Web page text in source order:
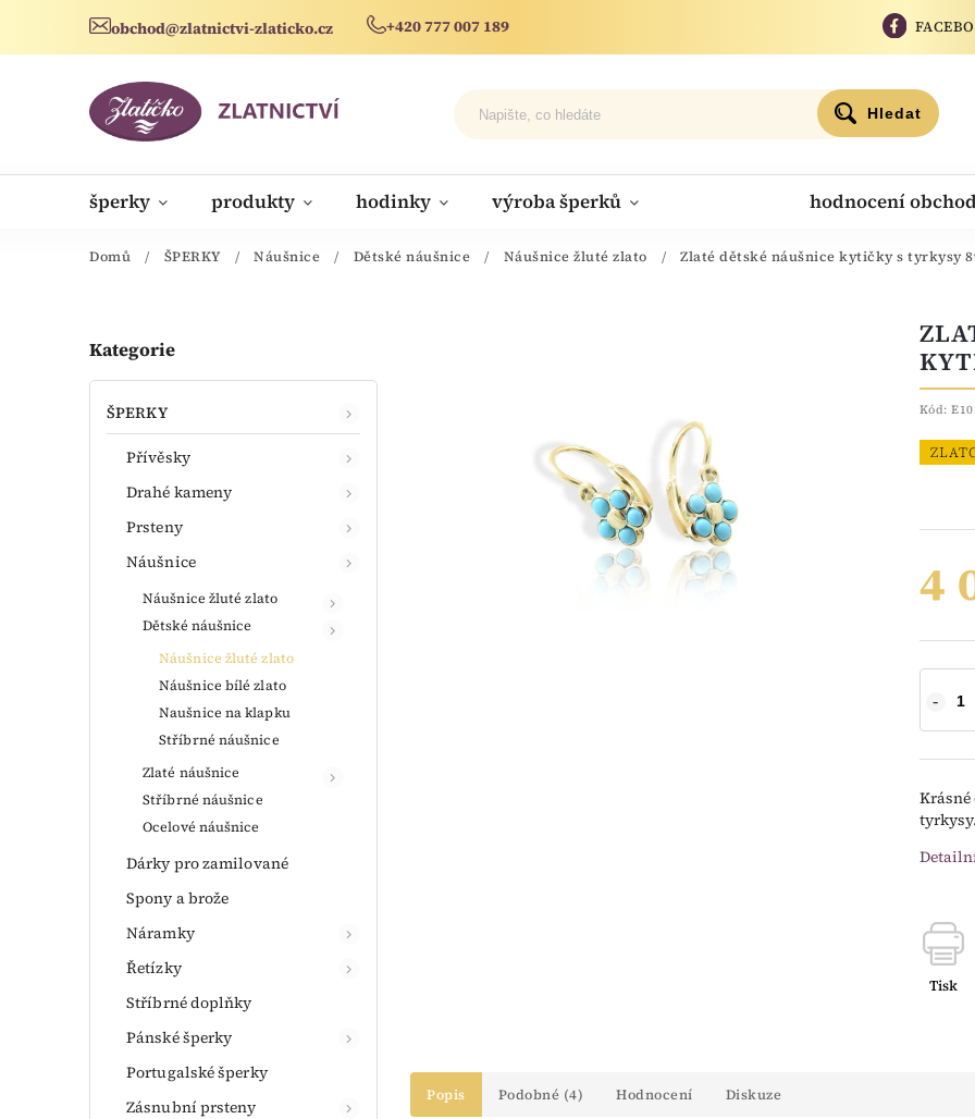
obchod@zlatnictvi-zlaticko.cz +420 777 007 189
Hledat
šperky produkty hodinky výroba šperků hodnocení
novinky
Domů / ŠPERKY / Náušnice / Dětské náušnice / Náušnice žluté zlato / Zlaté dětské náušnice kytičky s tyrkysy
Kategorie
ŠPERKY
Přívěsky
Drahé kameny
Prsteny
Náušnice
Náušnice žluté zlato
Dětské náušnice
Náušnice žluté zlato
Náušnice bílé zlato
Naušnice na klapku
Stříbrné náušnice
Zlaté náušnice
Stříbrné náušnice
Ocelové náušnice
Dárky pro zamilované
Spony a brože
Náramky
Řetízky
Stříbrné doplňky
Pánské šperky
Portugalské šperky
Zásnubní prsteny
Kód:
4
Krásné
tyrkysy.
Tisk
Popis Podobné (4) Hodnocení Diskuze